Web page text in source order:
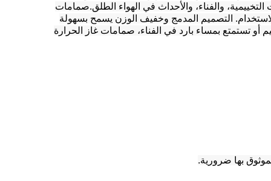
والفناء، والأحداث في الهواء الطلق.صمامات
التصميم المدمج وخفيف الوزن يسمح بسهولة
أو تستمتع بمساء بارد في الفناء، صمامات غاز الحرارة
بها ضرورية.